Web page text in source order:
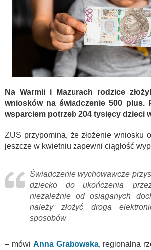
Na Warmii i Mazurach rodzice
wniosków na świadczenie 500 plus.
wsparciem potrzeb 204 tysięcy dzieci
ZUS przypomina, że złożenie wniosku
jeszcze w kwietniu zapewni ciągłość
Świadczenie wychowawcze
dziecko do ukończenia
niezależnie od osiąganych
należy złożyć drogą
sposobów
– mówi Anna Grabowska, regionalna